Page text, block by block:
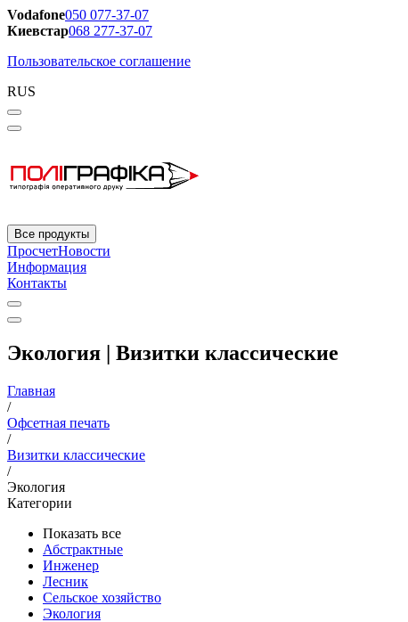
Vodafone050 077-37-07
Киевстар068 277-37-07
Пользовательское соглашение
RUS
Все продукты
ПросчетНовости
Информация
Контакты
Экология | Визитки классические
Главная
/
Офсетная печать
/
Визитки классические
/
Экология
Категории
Показать все
Абстрактные
Инженер
Лесник
Сельское хозяйство
Экология